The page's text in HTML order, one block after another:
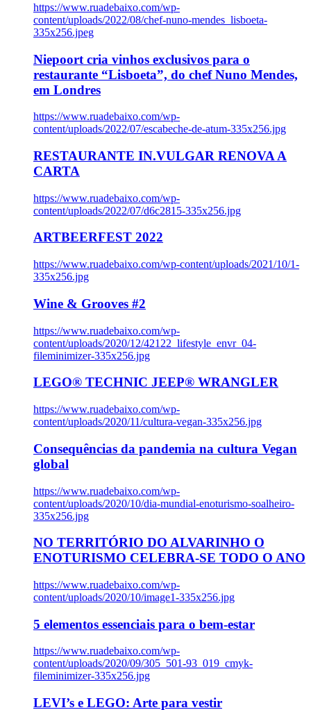
https://www.ruadebaixo.com/wp-
content/uploads/2022/08/chef-nuno-mendes_lisboeta-
335x256.jpeg
Niepoort cria vinhos exclusivos para o
restaurante “Lisboeta”, do chef Nuno Mendes,
em Londres
https://www.ruadebaixo.com/wp-
content/uploads/2022/07/escabeche-de-atum-335x256.jpg
RESTAURANTE IN.VULGAR RENOVA A
CARTA
https://www.ruadebaixo.com/wp-
content/uploads/2022/07/d6c2815-335x256.jpg
ARTBEERFEST 2022
https://www.ruadebaixo.com/wp-content/uploads/2021/10/1-
335x256.jpg
Wine & Grooves #2
https://www.ruadebaixo.com/wp-
content/uploads/2020/12/42122_lifestyle_envr_04-
fileminimizer-335x256.jpg
LEGO® TECHNIC JEEP® WRANGLER
https://www.ruadebaixo.com/wp-
content/uploads/2020/11/cultura-vegan-335x256.jpg
Consequências da pandemia na cultura Vegan
global
https://www.ruadebaixo.com/wp-
content/uploads/2020/10/dia-mundial-enoturismo-soalheiro-
335x256.jpg
NO TERRITÓRIO DO ALVARINHO O
ENOTURISMO CELEBRA-SE TODO O ANO
https://www.ruadebaixo.com/wp-
content/uploads/2020/10/image1-335x256.jpg
5 elementos essenciais para o bem-estar
https://www.ruadebaixo.com/wp-
content/uploads/2020/09/305_501-93_019_cmyk-
fileminimizer-335x256.jpg
LEVI’s e LEGO: Arte para vestir